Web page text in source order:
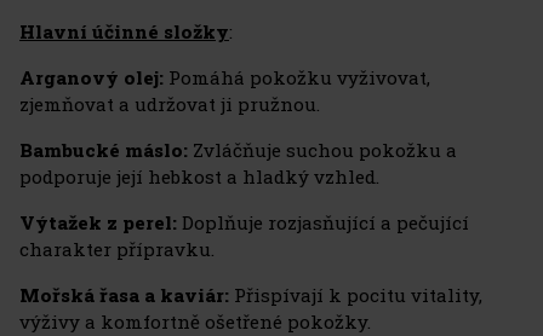
Hlavní účinné složky:
Arganový olej: Pomáhá pokožku vyživovat,
zjemňovat a udržovat ji pružnou.
Bambucké máslo: Zvláčňuje suchou pokožku a
podporuje její hebkost a hladký vzhled.
Výtažek z perel: Doplňuje rozjasňující a pečující
charakter přípravku.
Mořská řasa a kaviár: Přispívají k pocitu vitality,
výživy a komfortně ošetřené pokožky.